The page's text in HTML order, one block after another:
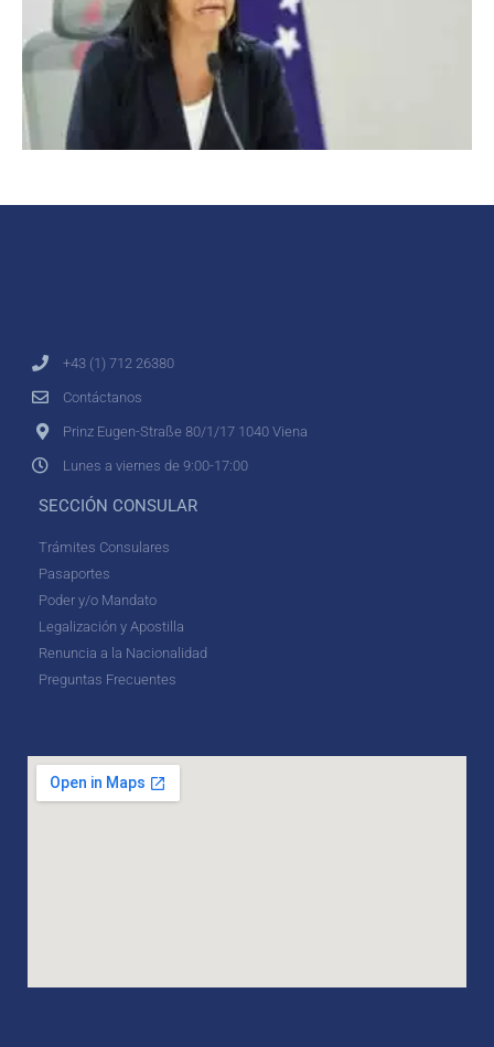
+43 (1) 712 26380
Contáctanos
Prinz Eugen-Straße 80/1/17 1040 Viena
Lunes a viernes de 9:00-17:00
SECCIÓN CONSULAR
Trámites Consulares
Pasaportes
Poder y/o Mandato
Legalización y Apostilla
Renuncia a la Nacionalidad
Preguntas Frecuentes